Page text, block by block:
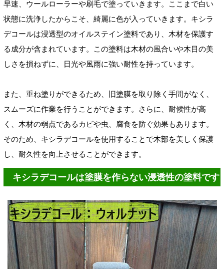
早速、ウールローラーや刷毛で塗っていきます。ここまで白い
状態に洗浄したからこそ、綺麗に色が入っていきます。キシラ
デコールは浸透型のオイルステイン塗料であり、木材を保護す
る成分が含まれています。この塗料は木材の風合いや木目の美
しさを損ねずに、日光や風雨に強い耐性を持っています。
また、重ね塗りができるため、旧塗膜を取り除く手間がなく、
スムーズに作業を行うことができます。さらに、耐候性が高
く、木材の弱点であるカビや虫、腐食を防ぐ効果もあります。
そのため、キシラデコールを使用することで木部を美しく保護
し、耐久性を向上させることができます。
キシラデコールは塗膜を作らない浸透性の塗料です